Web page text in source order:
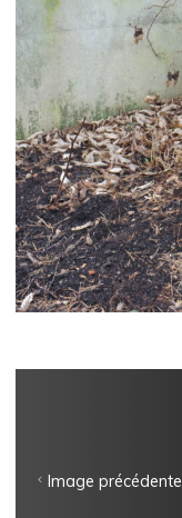
Image précédente